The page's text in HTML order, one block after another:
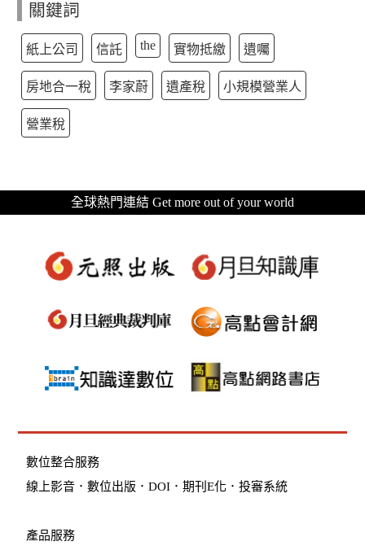
關鍵詞
紙上公司 信託 the 實物抵繳 遺囑
房地合一稅 李家蔚 遺產稅 小規模營業人
營業稅
全球熱門連結 Get more out of your world
數位整合服務
線上影音 ．數位出版 ．DOI ．期刊E化 ．投審系統
產品服務